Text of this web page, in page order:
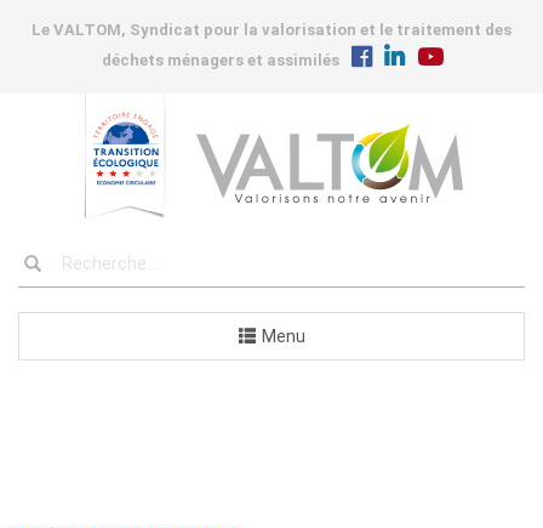
Le VALTOM, Syndicat pour la valorisation et le traitement des
déchets ménagers et assimilés
Menu